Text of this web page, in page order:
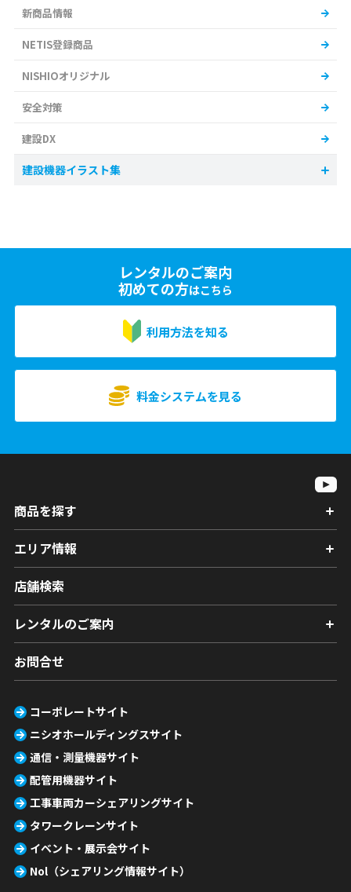
新商品情報
NETIS登録商品
NISHIOオリジナル
安全対策
建設DX
建設機器イラスト集
レンタルのご案内
初めての方はこちら
利用方法を知る
料金システムを見る
商品を探す
エリア情報
店舗検索
レンタルのご案内
お問合せ
コーポレートサイト
ニシオホールディングスサイト
通信・測量機器サイト
配管用機器サイト
工事車両カーシェアリングサイト
タワークレーンサイト
イベント・展示会サイト
Nol（シェアリング情報サイト）